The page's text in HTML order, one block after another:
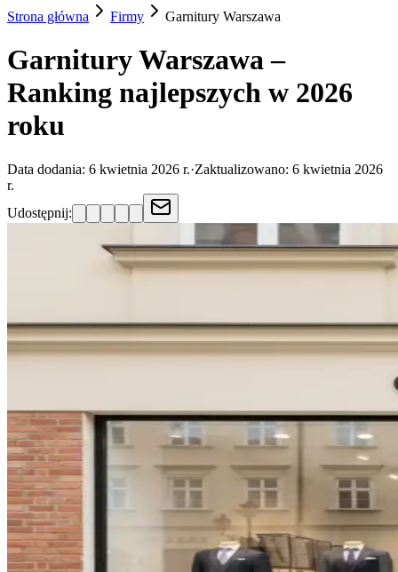
Strona główna
Firmy Garnitury Warszawa
Garnitury Warszawa –
Ranking najlepszych w 2026
roku
Data dodania: 6 kwietnia 2026 r.·Zaktualizowano: 6 kwietnia 2026
r.
Udostępnij: